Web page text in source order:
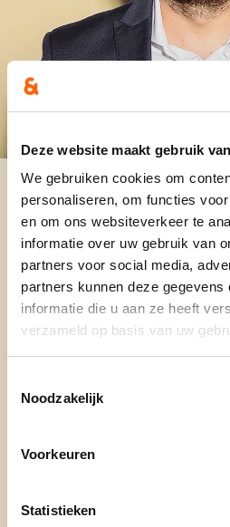
Deze website maakt gebruik
We gebruiken cookies om
personaliseren, om functies
en om ons websiteverkeer te
informatie over uw gebruik van
partners voor social media,
partners kunnen deze
informatie die u aan ze heeft
verzameld op basis van uw
Noodzakelijk
Voorkeuren
Statistieken
Waarom ben je kandidaat
Als burgemeester wil ik ook
tot het dorp verkleinen door
Wie ben je in enkele
Strijdlust